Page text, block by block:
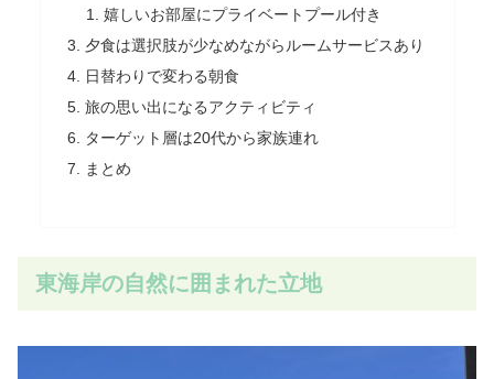
嬉しいお部屋にプライベートプール付き
夕食は選択肢が少なめながらルームサービスあり
日替わりで変わる朝食
旅の思い出になるアクティビティ
ターゲット層は20代から家族連れ
まとめ
東海岸の自然に囲まれた立地